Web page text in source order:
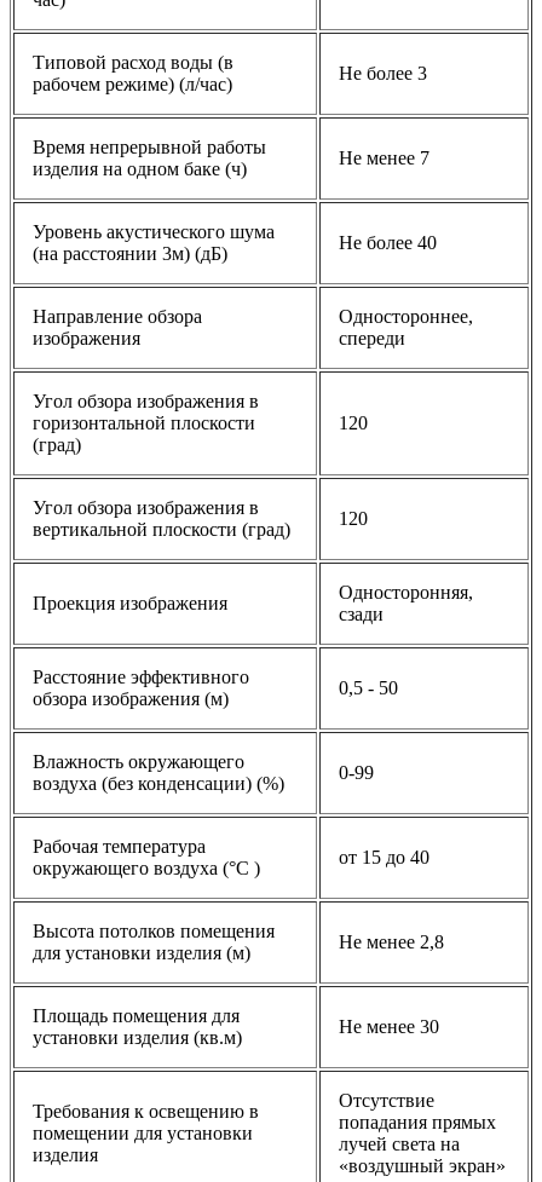
Типовой расход воды (в
рабочем режиме) (л/час)
Не более 3
Время непрерывной работы
изделия на одном баке (ч)
Не менее 7
Уровень акустического шума
(на расстоянии 3м) (дБ)
Не более 40
Направление обзора
изображения
Одностороннее,
спереди
Угол обзора изображения в
горизонтальной плоскости
(град)
120
Угол обзора изображения в
вертикальной плоскости (град)
120
Проекция изображения
Односторонняя,
сзади
Расстояние эффективного
обзора изображения (м)
0,5 - 50
Влажность окружающего
воздуха (без конденсации) (%)
0-99
Рабочая температура
окружающего воздуха (°C )
от 15 до 40
Высота потолков помещения
для установки изделия (м)
Не менее 2,8
Площадь помещения для
установки изделия (кв.м)
Не менее 30
Требования к освещению в
помещении для установки
изделия
Отсутствие
попадания прямых
лучей света на
«воздушный экран»